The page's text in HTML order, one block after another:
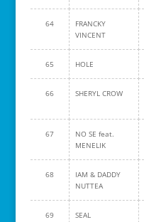
64
FRANCKY
VINCENT
65 HOLE
66 SHERYL CROW
67
NO SE feat.
MENELIK
68
IAM & DADDY
NUTTEA
69 SEAL